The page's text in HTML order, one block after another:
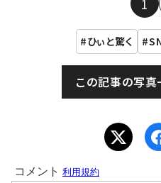
1
ひぃと驚く
この記事の写真